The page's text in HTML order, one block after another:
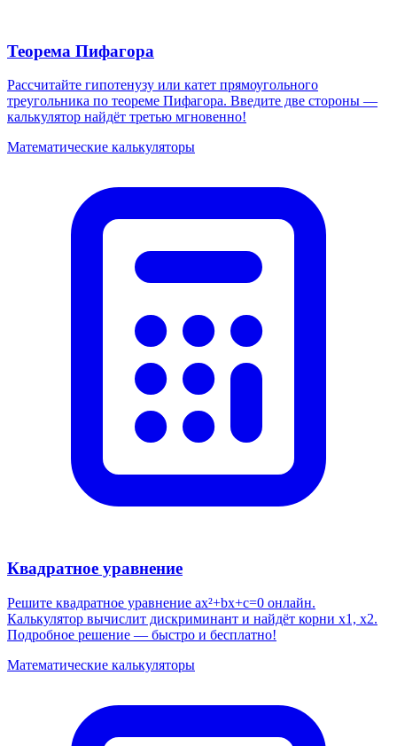
Теорема Пифагора
Рассчитайте гипотенузу или катет прямоугольного
треугольника по теореме Пифагора. Введите две стороны —
калькулятор найдёт третью мгновенно!
Математические калькуляторы
Квадратное уравнение
Решите квадратное уравнение ax²+bx+c=0 онлайн.
Калькулятор вычислит дискриминант и найдёт корни x1, x2.
Подробное решение — быстро и бесплатно!
Математические калькуляторы